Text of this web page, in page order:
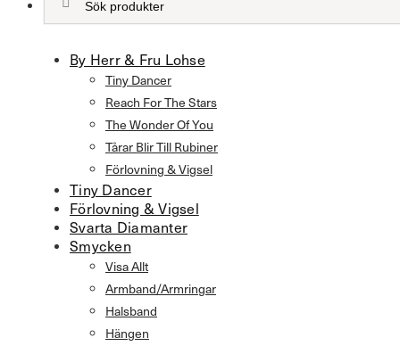
By Herr & Fru Lohse
Tiny Dancer
Reach For The Stars
The Wonder Of You
Tårar Blir Till Rubiner
Förlovning & Vigsel
Tiny Dancer
Förlovning & Vigsel
Svarta Diamanter
Smycken
Visa Allt
Armband/Armringar
Halsband
Hängen